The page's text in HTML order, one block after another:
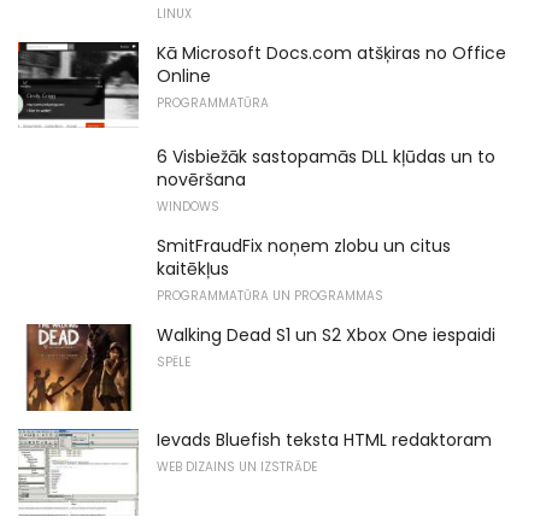
LINUX
Kā Microsoft Docs.com atšķiras no Office
Online
PROGRAMMATŪRA
6 Visbiežāk sastopamās DLL kļūdas un to
novēršana
WINDOWS
SmitFraudFix noņem zlobu un citus
kaitēkļus
PROGRAMMATŪRA UN PROGRAMMAS
Walking Dead S1 un S2 Xbox One iespaidi
SPĒLE
Ievads Bluefish teksta HTML redaktoram
WEB DIZAINS UN IZSTRĀDE